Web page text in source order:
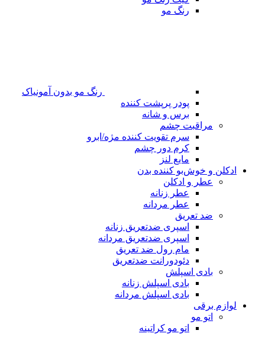
رنگ مو
رنگ مو بدون آمونیاک
پودر پرپشت کننده
برس و شانه
مراقبت چشم
سرم تقویت کننده مژه/ابرو
کرم دور چشم
مایع لنز
ادکلن و خوش‌بو کننده بدن
عطر و ادکلن
عطر زنانه
عطر مردانه
ضد تعریق
اسپری ضدتعریق زنانه
اسپری ضدتعریق مردانه
مام رول ضد تعریق
دئودورانت ضدتعریق
بادی اسپلش
بادی اسپلش زنانه
بادی اسپلش مردانه
لوازم برقی
اتو مو
اتو مو کراتینه